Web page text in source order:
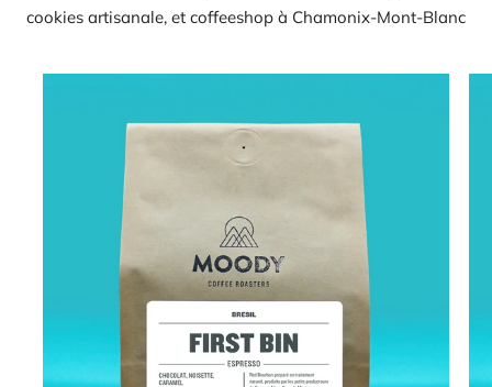
cookies artisanale, et coffeeshop à Chamonix-Mont-Blanc